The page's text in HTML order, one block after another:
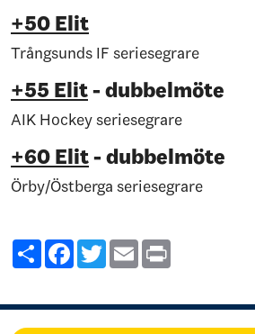
+50 Elit
Trångsunds IF seriesegrare
+55 Elit- dubbelmöte
AIK Hockey seriesegrare
+60 Elit- dubbelmöte
Örby/Östberga seriesegrare
ShareFacebook
TwitterEmail